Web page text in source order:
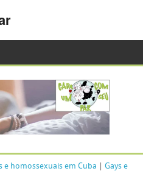
e homossexuais em Cuba
Gays e